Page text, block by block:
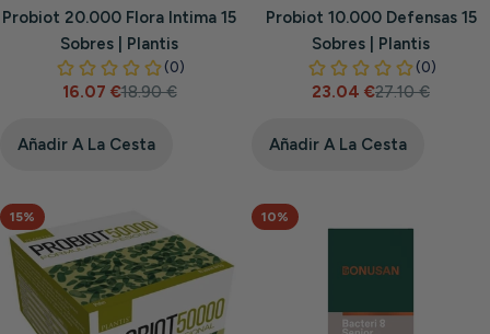
Probiot 20.000 Flora Intima 15
Sobres | Plantis
Precio
venta
16.07 €Precio
18.90 €
Añadir A La Cesta
Probiot 10.000 Defensas 15
Sobres | Plantis
Precio
venta
23.04 €Precio
27.10 €
Añadir A La Cesta
15% 10%